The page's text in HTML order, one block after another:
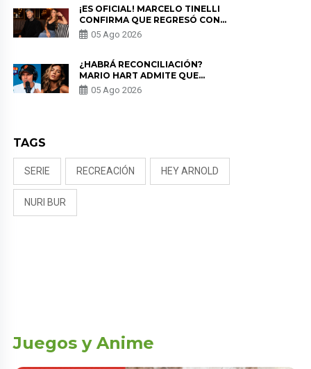
¡ES OFICIAL! MARCELO TINELLI
CONFIRMA QUE REGRESÓ CON
MILETT FIGUEROA: “EL AMOR
PUDO MÁS”
05 Ago 2026
¿HABRÁ RECONCILIACIÓN?
MARIO HART ADMITE QUE
PODRÍA VOLVER CON KORINA
RIVADENEIRA: “NO LE CERRARÍA
05 Ago 2026
TAGS
SERIE RECREACIÓN HEY ARNOLD
NURI BUR
Juegos y Anime